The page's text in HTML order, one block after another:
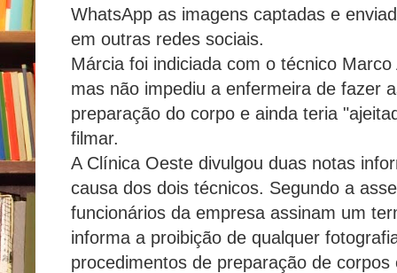
WhatsApp as imagens captadas e
em outras redes sociais.
Márcia foi indiciada com o técnico
mas não impediu a enfermeira de fazer
preparação do corpo e ainda teria
filmar.
A Clínica Oeste divulgou duas notas
causa dos dois técnicos. Segundo a
funcionários da empresa assinam um
informa a proibição de qualquer
procedimentos de preparação de